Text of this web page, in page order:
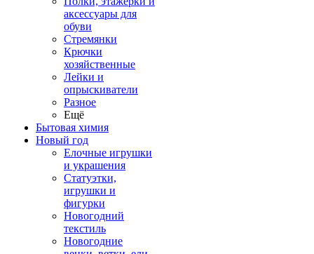
аксессуары для
обуви
Стремянки
Крючки
хозяйственные
Лейки и
опрыскиватели
Разное
Ещё
Бытовая химия
Новый год
Елочные игрушки
и украшения
Статуэтки,
игрушки и
фигурки
Новогодний
текстиль
Новогодние